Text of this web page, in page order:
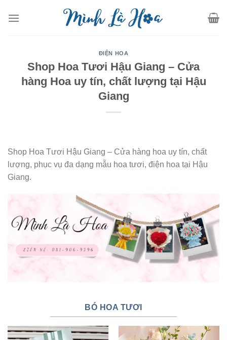
ĐIỆN HOA
Shop Hoa Tươi Hậu Giang – Cửa
hàng Hoa uy tín, chất lượng tại Hậu
Giang
Shop Hoa Tươi Hậu Giang – Cửa hàng hoa uy tín, chất
lượng, phục vụ đa dạng mẫu hoa tươi, điện hoa tại Hậu
Giang.
BÓ HOA TƯƠI